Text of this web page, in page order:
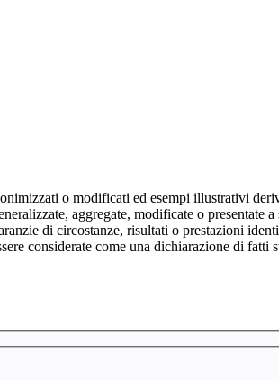
o modificati ed esempi illustrativi
aggregate, modificate o presentate
di circostanze, risultati o prestazioni
considerate come una dichiarazione di